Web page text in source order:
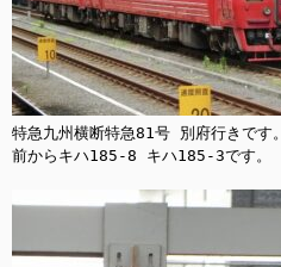
特急九州横断特急81号 別府行きです。
前からキハ185-8 キハ185-3です。